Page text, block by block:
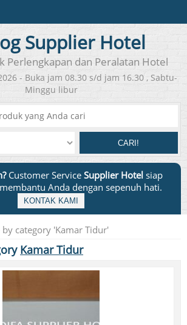
Supplier Hotel
Perlengkapan dan Peralatan Hotel
- Buka jam 08.30 s/d jam 16.30 , Sabtu-
Minggu libur
CARI!
Customer Service Supplier Hotel siap
Anda dengan sepenuh hati.
KONTAK KAMI
category 'Kamar Tidur'
Kamar Tidur